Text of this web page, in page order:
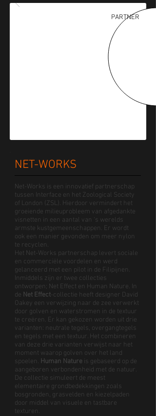
PARTNER
NET-WORKS
Net-Works is een innovatief partnerschap
tussen Interface en het Zoological Society
of London (ZSL). Hierdoor vermindert het
groeiende milieuprobleem van afgedankte
visnetten in een aantal van ‘s werelds
armste kustgemeenschappen. Er wordt
ook een manier gevonden om meer nylon
te recyclen.
Het Net-Works partnerschap levert sociale
en commerciële voordelen en werd
gelanceerd met een pilot in de Filipijnen.
Inmiddels zijn er twee collecties
ontworpen; Net Effect en Human Nature. In
de Net Effect -collectie heeft designer David
Oakey een verwijzing naar de zee verwerkt
door golven en waterstromen in de textuur
te creëren. Er kan gekozen worden uit drie
varianten: neutrale tegels, overgangtegels
en tegels met een textuur. Het combineren
van deze drie varianten verwijst naar het
moment waarop golven over het land
spoelen. Human Nature is gebaseerd op de
aangeboren verbondenheid met de natuur.
De collectie simuleert de meest
elementaire grondbedekkingen zoals
bosgronden, grasvelden en kiezelpaden
door middel van visuele en tastbare
texturen.